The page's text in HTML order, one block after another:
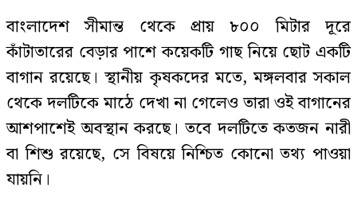
বাংলাদেশ সীমান্ত থেকে প্রায় ৮০০ মিটার দূরে
কাঁটাতারের বেড়ার পাশে কয়েকটি গাছ নিয়ে ছোট একটি
বাগান রয়েছে। স্থানীয় কৃষকদের মতে, মঙ্গলবার সকাল
থেকে দলটিকে মাঠে দেখা না গেলেও তারা ওই বাগানের
আশপাশেই অবস্থান করছে। তবে দলটিতে কতজন নারী
বা শিশু রয়েছে, সে বিষয়ে নিশ্চিত কোনো তথ্য পাওয়া
যায়নি।